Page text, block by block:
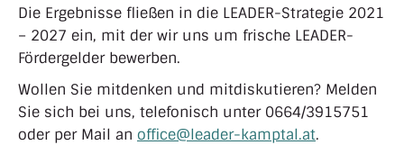
Die Ergebnisse fließen in die LEADER-Strategie 2021
– 2027 ein, mit der wir uns um frische LEADER-
Fördergelder bewerben.
Wollen Sie mitdenken und mitdiskutieren? Melden
Sie sich bei uns, telefonisch unter 0664/3915751
oder per Mail an office@leader-kamptal.at.